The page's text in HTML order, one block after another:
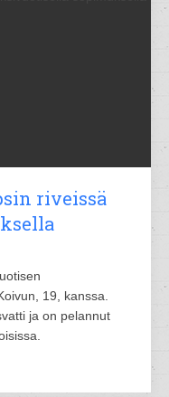
riveissä
19, kanssa.
ja on pelannut